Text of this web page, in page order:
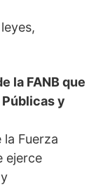
la FANB que
y
Fuerza
ejerce